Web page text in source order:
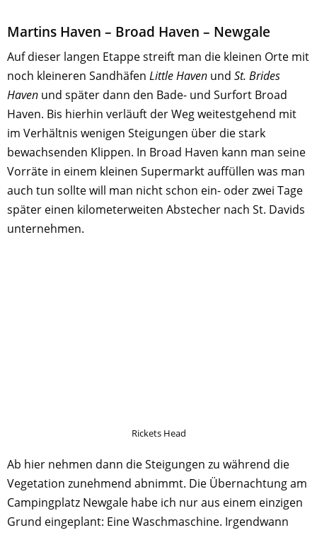
Martins Haven – Broad Haven – Newgale
Auf dieser langen Etappe streift man die kleinen Orte mit
noch kleineren Sandhäfen Little Haven und St. Brides
Haven und später dann den Bade- und Surfort Broad
Haven. Bis hierhin verläuft der Weg weitestgehend mit
im Verhältnis wenigen Steigungen über die stark
bewachsenden Klippen. In Broad Haven kann man seine
Vorräte in einem kleinen Supermarkt auffüllen was man
auch tun sollte will man nicht schon ein- oder zwei Tage
später einen kilometerweiten Abstecher nach St. Davids
unternehmen.
Rickets Head
Ab hier nehmen dann die Steigungen zu während die
Vegetation zunehmend abnimmt. Die Übernachtung am
Campingplatz Newgale habe ich nur aus einem einzigen
Grund eingeplant: Eine Waschmaschine. Irgendwann